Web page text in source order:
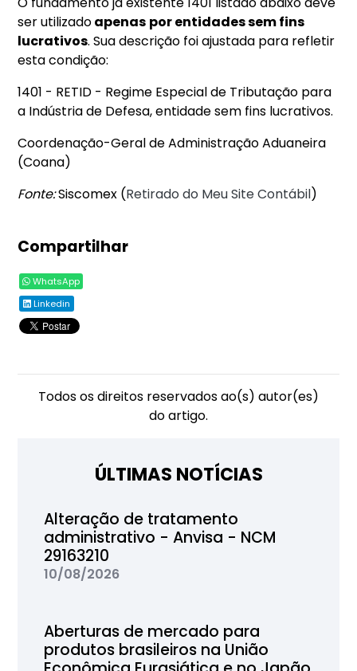
ser utilizadoapenas por entidades sem fins
lucrativos. Sua descrição foi ajustada para refletir
esta condição:
1401 - RETID - Regime Especial de Tributação para
a Indústria de Defesa, entidade sem fins lucrativos.
Coordenação-Geral de Administração Aduaneira
(Coana)
Fonte:Siscomex (Retirado do Meu Site Contábil)
Compartilhar
WhatsApp
Linkedin
Todos os direitos reservados ao(s) autor(es)
do artigo.
ÚLTIMAS NOTÍCIAS
Alteração de tratamento
administrativo - Anvisa - NCM
29163210
10/08/2026
Aberturas de mercado para
produtos brasileiros na União